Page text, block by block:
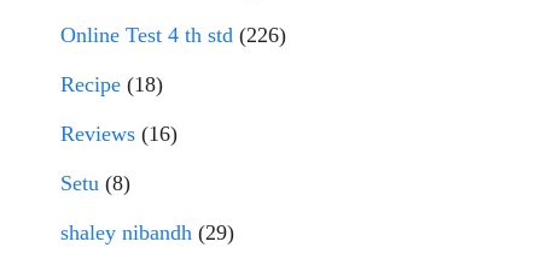
Online Test 4 th std (226)
Recipe (18)
Reviews (16)
Setu (8)
shaley nibandh (29)